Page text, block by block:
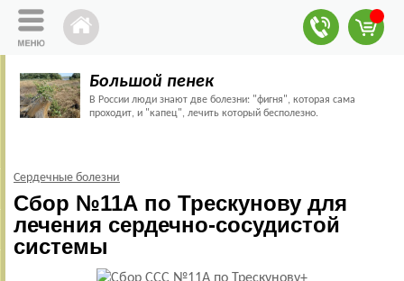
Большой пенек
В России люди знают две болезни: "фигня", которая сама
проходит, и "капец", лечить который бесполезно.
Сердечные болезни
Сбор №11А по Трескунову для
лечения сердечно-сосудистой
системы